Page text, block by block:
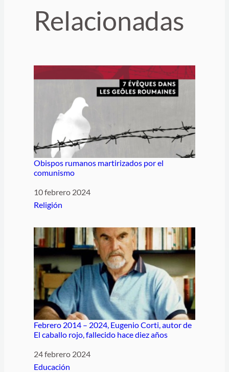
Relacionadas
Obispos rumanos martirizados por el
comunismo
Fecha
10 febrero 2024
Respecto a
Religión
Febrero 2014 – 2024, Eugenio Corti, autor de
El caballo rojo, fallecido hace diez años
Fecha
24 febrero 2024
Respecto a
Educación